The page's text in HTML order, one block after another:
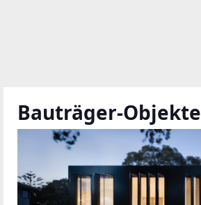
Bauträger-Objekte